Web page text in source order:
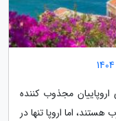
مجذوب کننده
اما اروپا تنها در